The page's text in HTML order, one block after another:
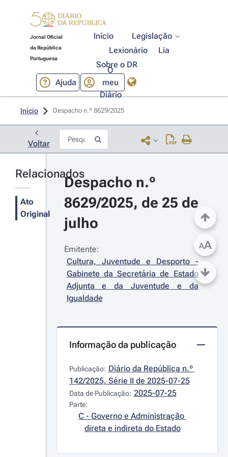
Jornal Oficial
da República
Portuguesa
Início
Legislação
Lexionário
Lia
Sobre o DR
Ajuda
O
meu
Diário
Início Despacho n.º 8629/2025
Voltar
Relacionados
Ato
Original
Despacho n.º
8629/2025, de 25 de
julho
Emitente:
Cultura, Juventude e Desporto -
Gabinete da Secretária de Estado
Adjunta e da Juventude e da
Igualdade
Informação da publicação
Publicação: Diário da República n.º
142/2025, Série II de 2025-07-25
Data de Publicação: 2025-07-25
Parte:
C - Governo e Administração
direta e indireta do Estado
AA